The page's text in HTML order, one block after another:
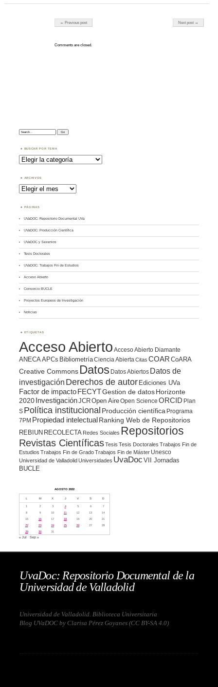
Post navigation
← Previous post Next post →
Comments are closed.
Search:
BUSCAR POR TEMA
Buscar
por
Tema
ARCHIVOS
Archivos
PÁGINAS
UVaDOC: Repositorio Documental UVa
UVaDOC: Producción Científica
UVaDOC y Sexenios
Tesis Doctorales
UVaDOC: Trabajos Fin de Estudios
Acceso Abierto
Consorcio BUCLE
Proyectos Europeos de Investigación
Noticias
ETIQUETAS
Acceso Abierto Acceso Abierto Diamante
ANECAAPCs BibliometríaCiencia Abierta Citas COAR CoARA
Creative Commons Datos Datos Abiertos Datos de
investigación Derechos de autor Ediciones UVa
Factor de impacto FECYTGestion de datosHorizonte
2020 InvestigaciónJCROpen AireOpen Science ORCID Plan
S Política institucional Producción científica Programa
7PM Propiedad intelectualRanking Web de Repositorios
REBIUN RECOLECTA Redes Sociales Repositorios
Revistas CientíficasTesis Tesis Doctorales Trabajos Fin de
Estudios Trabajos Fin de GradoTrabajos Fin de Máster Unesco
Universidad de ValladolidUniversidades UvaDoc VII Jornadas
BUCLE
AGOSTO 2022
L M X J V S D
1 2 3 4 5 6
7
8
9 10 11 12 13
14
15
16 17 18 19 20
21
22
23 24 25 26 27
28
29
30 31
« Jul Sep »
UvaDoc: Repositorio Documental de la
Universidad de Valladolid
Universidad de Valladolid. Biblioteca Universitaria
Blog UVaDOC by Clarisa Pérez Goyanes (CC BY-SA 4.0)